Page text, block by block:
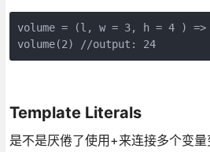
volume = (l, w = 3, h = 4 )
volume(2) //output: 24
Template Literals
是不是厌倦了使用+来连接多个变